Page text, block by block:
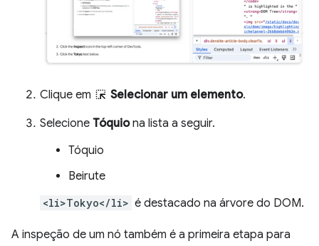
Clique em Selecionar um elemento.
Selecione Tóquiona lista a seguir.
Tóquio
Beirute
<li>Tokyo</li> é destacado na árvore do DOM.
A inspeção de um nó também é a primeira etapa para